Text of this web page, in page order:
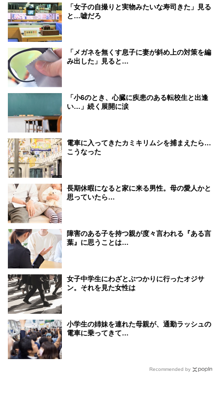
「女子の自撮りと実物みたいな寿司きた」見る
と…嘘だろ
「メガネを無くす息子に妻が斜め上の対策を編
み出した」見ると…
「小6のとき、心臓に疾患のある転校生と出逢
い…」続く展開に涙
電車に入ってきたカミキリムシを捕まえたら…
こうなった
長期休暇になると家に来る男性。母の愛人かと
思っていたら…
障害のある子を持つ親が度々言われる『ある言
葉』に思うことは…
女子中学生にわざとぶつかりに行ったオジサ
ン。それを見た女性は
小学生の姉妹を連れた母親が、通勤ラッシュの
電車に乗ってきて…
Recommended by